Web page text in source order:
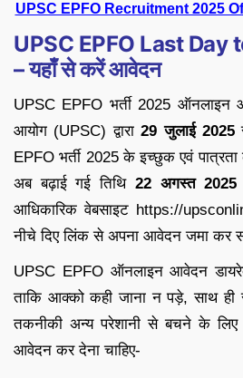
UPSC EPFO Recruitment 2025
UPSC EPFO Last
– यहाँ से करें आवेदन
UPSC EPFO भर्ती 2025
आयोग (UPSC) द्वारा29 जुलाई 2025
EPFO भर्ती 2025 के इच्छुक एवं पात्रता
अब बढ़ाई गई तिथि 22 अगस्त 2025
आधिकारिक वेबसाइट https://
नीचे दिए लिंक से अपना आवेदन जमा कर
UPSC EPFO ऑनलाइन आवेदन
ताकि आक्को कही जाना न पड़े, साथ ही
तकनीकी अन्य परेशानी से बचने के
आवेदन कर देना चाहिए-